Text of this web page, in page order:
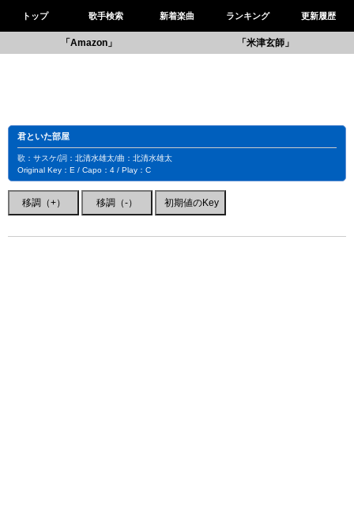
トップ 歌手検索 新着楽曲 ランキング 更新履歴
「Amazon」 「米津玄師」
君といた部屋
歌：サスケ/詞：北清水雄太/曲：北清水雄太
Original Key：E / Capo：4 / Play：C